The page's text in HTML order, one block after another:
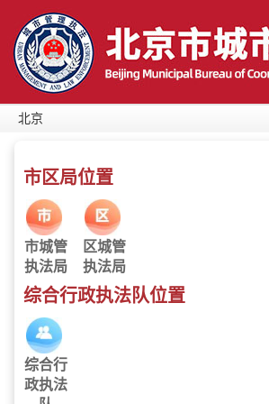
市区局位置
市城管
执法局
区城管
执法局
综合行政执法队位置
综合行
政执法
北京